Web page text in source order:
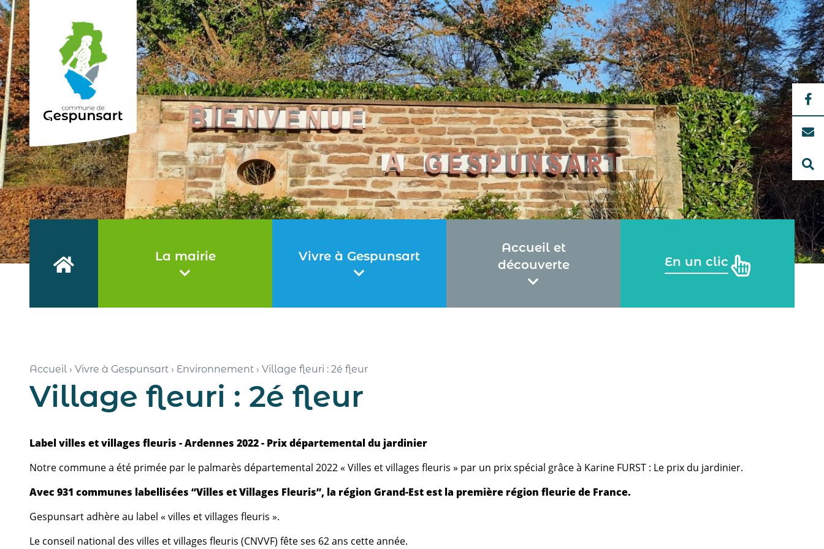
Haut de page
Accueil
La mairie Vivre à Gespunsart
Accueil et
découverte
En un clic
Accueil › Vivre à Gespunsart › Environnement › Village fleuri : 2é fleur
Village fleuri : 2é fleur
Label villes et villages fleuris - Ardennes 2022 - Prix départemental du jardinier
Notre commune a été primée par le palmarès départemental 2022 « Villes et villages fleuris » par un prix spécial grâce à Karine FURST : Le prix du jardinier.
Avec 931 communes labellisées “Villes et Villages Fleuris”, la région Grand-Est est la première région fleurie de France.
Gespunsart adhère au label « villes et villages fleuris ».
Le conseil national des villes et villages fleuris (CNVVF) fête ses 62 ans cette année.